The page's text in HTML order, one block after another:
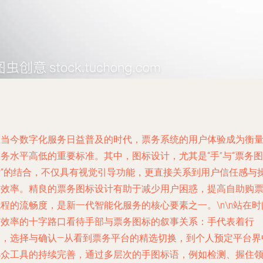
今数字化服务日益普及的时代，票务系统的用户体验成为衡量
水平高低的重要标准。其中，图标设计，尤其是“手”与“票务图
的结合，不仅具有视觉引导功能，更直接关系到用户信任感与
率。精良的票务图标设计有助于减少用户困惑，提高自助购票
的流畅度，是新一代智能化服务的核心要素之一。\n\n站在
率的十字路口看待手部与票务图标的叙事关系：手代表着行
选择与确认—从看到票务平台的精选切换，到个人预定平台
工具的持续完善，通过多层次的手图标语，例如检测、握住领